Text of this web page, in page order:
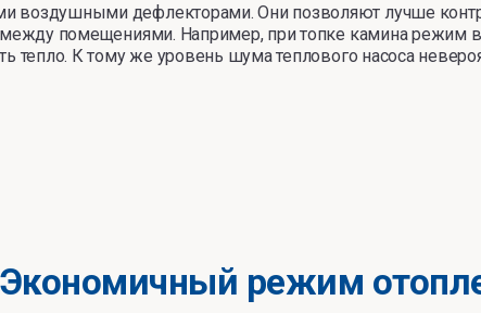
воздушными дефлекторами. Они позволяют лучше
помещениями. Например, при топке камина режим
тепло. К тому же уровень шума теплового насоса
Экономичный режим